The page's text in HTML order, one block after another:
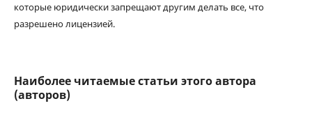
которые юридически запрещают другим делать все, что
разрешено лицензией.
Наиболее читаемые статьи этого автора
(авторов)